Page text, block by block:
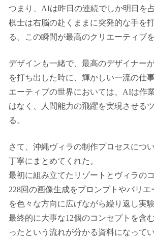
つまり、AIは昨日の連続でしか明日を
棋士は右脳の赴くままに突発的な手を
る。この瞬間が最高のクリエーティブ
デザインも一緒で、最高のデザイナー
を打ち出した時に、輝かしい一流の仕
エーティブの世界においては、AIは作
はなく、人間能力の飛躍を実現させる
る。
さて、沖縄ヴィラの制作プロセスにつ
丁寧にまとめてくれた。
最初に組み立てたリゾートとヴィラの
228回の画像生成をプロンプトやバリエ
を色々な方向に広げながら繰り返し実
最終的に大事な12個のコンセプトを含
ったという流れが分かる資料になってい